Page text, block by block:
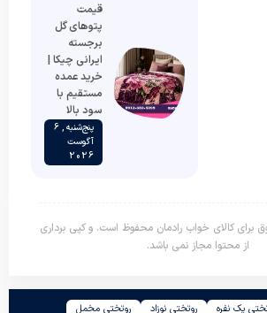
قیمت
پتوهای گل
برجسته
ایرانی چیکا |
خرید عمده
مستقیم با
سود بالا
پنج‌شنبه , 6
آگوست
2026
برای کالای خواب رادمان محفوظ است. و کپی برداری
از محتوا مجاز نمی باشد.
یک نفره روتختی نوزاد روتختی مخمل